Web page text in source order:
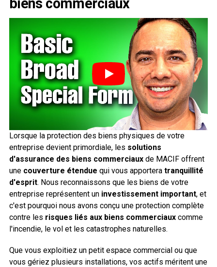
biens commerciaux
Lorsque la protection des biens physiques de votre
entreprise devient primordiale, les solutions
d'assurance des biens commerciauxde MACIF offrent
une couverture étendue qui vous apportera tranquillité
d'esprit. Nous reconnaissons que les biens de votre
entreprise représentent un investissement important, et
c'est pourquoi nous avons conçu une protection complète
contre les risques liés aux biens commerciauxcomme
l'incendie, le vol et les catastrophes naturelles.
Que vous exploitiez un petit espace commercial ou que
vous gériez plusieurs installations, vos actifs méritent une